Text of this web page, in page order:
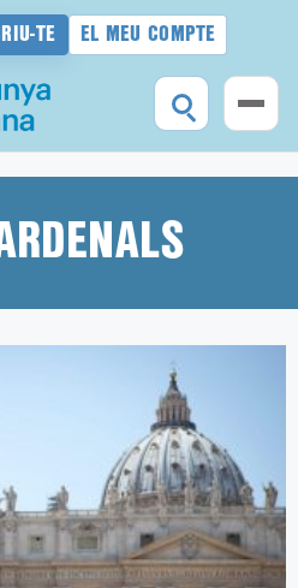
TE EL MEU COMPTE